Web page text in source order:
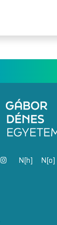
N[h] N[o]